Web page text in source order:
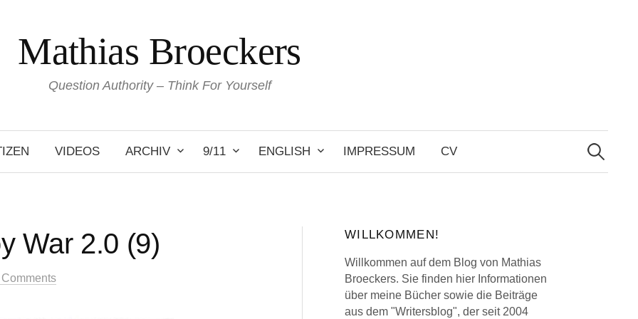
Mathias Broeckers
Question Authority – Think For Yourself
VIDEOS ARCHIV 9/11 ENGLISH IMPRESSUM CV
Search
for:
War 2.0 (9) WILLKOMMEN!
Willkommen auf dem Blog von Mathias
Broeckers. Sie finden hier Informationen
über meine Bücher sowie die Beiträge
aus dem "Writersblog", der seit 2004